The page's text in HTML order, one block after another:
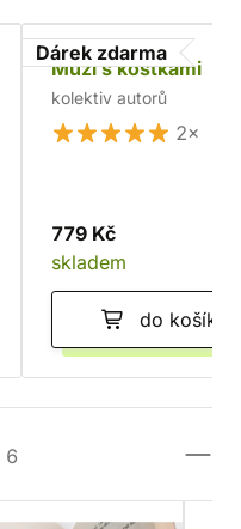
Dárek zdarma
Muži s kostkami
kolektiv autorů
2×
779 Kč
skladem
do košíku
6